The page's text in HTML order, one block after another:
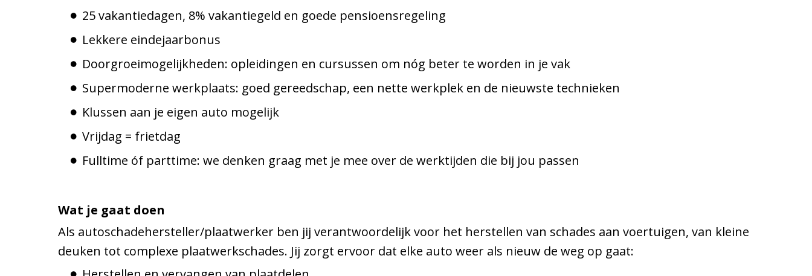
25 vakantiedagen, 8% vakantiegeld en goede pensioensregeling
Lekkere eindejaarbonus
Doorgroeimogelijkheden: opleidingen en cursussen om nóg beter te worden in je vak
Supermoderne werkplaats: goed gereedschap, een nette werkplek en de nieuwste technieken
Klussen aan je eigen auto mogelijk
Vrijdag = frietdag
Fulltime óf parttime: we denken graag met je mee over de werktijden die bij jou passen
Wat je gaat doen
Als autoschadehersteller/plaatwerker ben jij verantwoordelijk voor het herstellen van schades aan voertuigen, van kleine
deuken tot complexe plaatwerkschades. Jij zorgt ervoor dat elke auto weer als nieuw de weg op gaat: